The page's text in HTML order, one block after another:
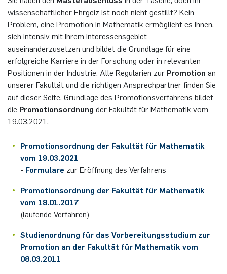
wissenschaftlicher Ehrgeiz ist noch nicht gestillt? Kein
Problem, eine Promotion in Mathematik ermöglicht es Ihnen,
sich intensiv mit Ihrem Interessensgebiet
auseinanderzusetzen und bildet die Grundlage für eine
erfolgreiche Karriere in der Forschung oder in relevanten
Positionen in der Industrie. Alle Regularien zur Promotion an
unserer Fakultät und die richtigen Ansprechpartner finden Sie
auf dieser Seite. Grundlage des Promotionsverfahrens bildet
die Promotionsordnung der Fakultät für Mathematik vom
19.03.2021.
Promotionsordnung der Fakultät für Mathematik
vom 19.03.2021
- Formulare zur Eröffnung des Verfahrens
Promotionsordnung der Fakultät für Mathematik
vom 18.01.2017
(laufende Verfahren)
Studienordnung für das Vorbereitungsstudium zur
Promotion an der Fakultät für Mathematik vom
08.03.2011
Computer Programs
Oberseminar dynamical systems
Past Events
Calendar
Annika Schulte
Kim Fenrich
Laura Geldermann
Dorothea Plätz
Farhad Razeghpour
Dr. Benjamin Schulz-Rosenberger
Rahul Raphael Kanekar
Marius Kroll
Sebastian Kühnert
Thomas Lam
Zoe Kristin Lange
Bufan Li
Presse
German)
Servicezentrum/SZMA
Chancengleichheit
Bibliothek
Förderverein
International Studies